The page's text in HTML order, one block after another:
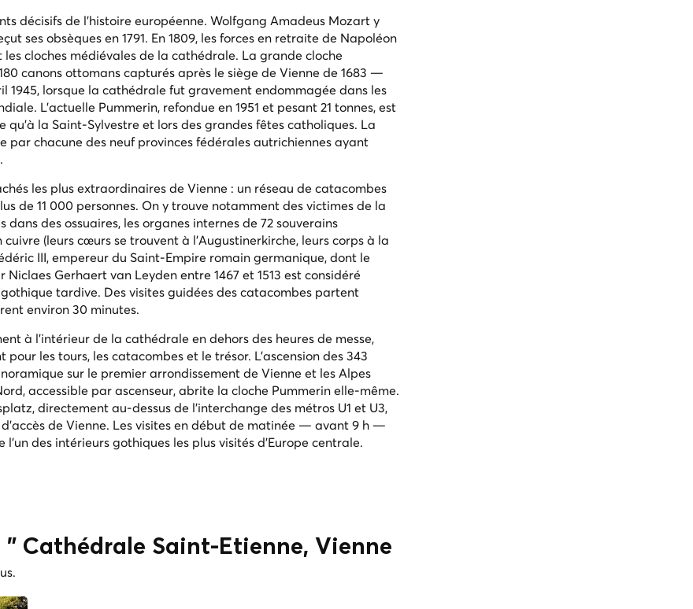
décisifs de l'histoire européenne. Wolfgang Amadeus Mozart y
ses obsèques en 1791. En 1809, les forces en retraite de Napoléon
cloches médiévales de la cathédrale. La grande cloche
canons ottomans capturés après le siège de Vienne de 1683 —
1945, lorsque la cathédrale fut gravement endommagée dans les
L'actuelle Pummerin, refondue en 1951 et pesant 21 tonnes, est
qu'à la Saint-Sylvestre et lors des grandes fêtes catholiques. La
par chacune des neuf provinces fédérales autrichiennes ayant
les plus extraordinaires de Vienne : un réseau de catacombes
de 11 000 personnes. On y trouve notamment des victimes de la
dans des ossuaires, les organes internes de 72 souverains
(leurs cœurs se trouvent à l'Augustinerkirche, leurs corps à la
III, empereur du Saint-Empire romain germanique, dont le
Gerhaert van Leyden entre 1467 et 1513 est considéré
tardive. Des visites guidées des catacombes partent
environ 30 minutes.
à l'intérieur de la cathédrale en dehors des heures de messe,
les tours, les catacombes et le trésor. L'ascension des 343
sur le premier arrondissement de Vienne et les Alpes
accessible par ascenseur, abrite la cloche Pummerin elle-même.
directement au-dessus de l'interchange des métros U1 et U3,
de Vienne. Les visites en début de matinée — avant 9 h —
des intérieurs gothiques les plus visités d'Europe centrale.
" Cathédrale Saint-Étienne, Vienne